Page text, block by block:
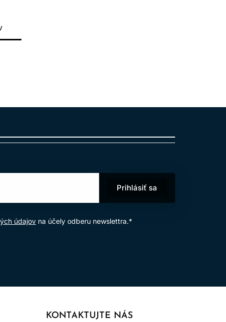
Prihlásiť sa
údajov na účely odberu newslettra.*
KONTAKTUJTE NÁS